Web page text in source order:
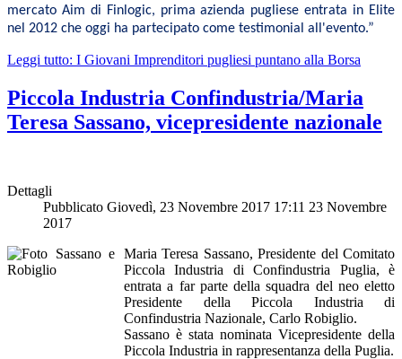
mercato Aim di Finlogic, prima azienda pugliese entrata in Elite
nel 2012 che oggi ha partecipato come testimonial all'evento.”
Leggi tutto: I Giovani Imprenditori pugliesi puntano alla Borsa
Piccola Industria Confindustria/Maria
Teresa Sassano, vicepresidente nazionale
Dettagli
Pubblicato Giovedì, 23 Novembre 2017 17:11 23 Novembre
2017
Maria Teresa Sassano, Presidente del Comitato
Piccola Industria di Confindustria Puglia, è
entrata a far parte della squadra del neo eletto
Presidente della Piccola Industria di
Confindustria Nazionale, Carlo Robiglio.
Sassano è stata nominata Vicepresidente della
Piccola Industria in rappresentanza della Puglia.